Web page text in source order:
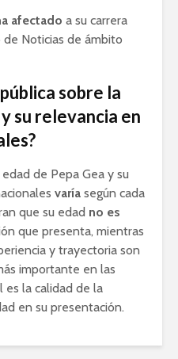
afectado a su carrera
Noticias de ámbito
sobre la
su relevancia en
de Pepa Gea y su
varía según cada
que su edad no es
que presenta, mientras
y trayectoria son
importante en las
es la calidad de la
en su presentación.